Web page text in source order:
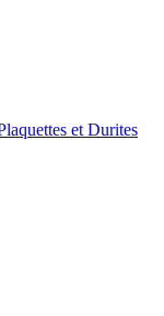
et Durites